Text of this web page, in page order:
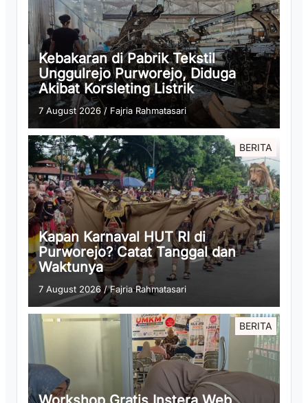
Kebakaran di Pabrik Tekstil
Unggulrejo Purworejo, Diduga
Akibat Korsleting Listrik
7 August 2026/ Fajria Rahmatasari
BERITA
Kapan Karnaval HUT RI di
Purworejo? Catat Tanggal dan
Waktunya
7 August 2026 /Fajria Rahmatasari
BERITA